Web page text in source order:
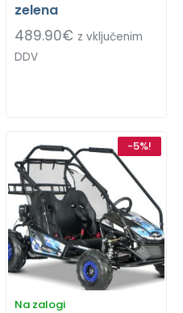
zelena
489.90€ z vključenim
DDV
-5%!
Na zalogi